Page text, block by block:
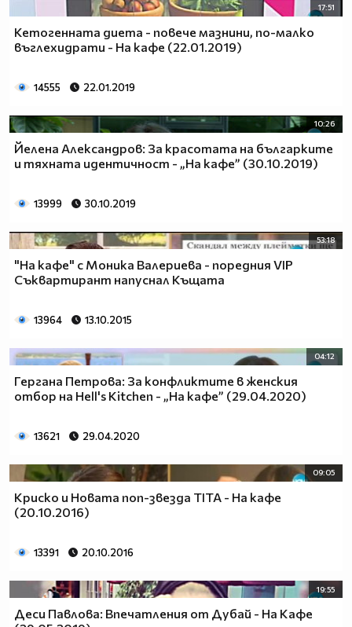
17:51
Кетогенната диета - повече мазнини, по-малко
въглехидрати - На кафе (22.01.2019)
14555 22.01.2019
10:26
Йелена Александров: За красотата на българките
и тяхната идентичност - „На кафе” (30.10.2019)
13999 30.10.2019
53:18
"На кафе" с Моника Валериева - поредния VIP
Съквартирант напуснал Къщата
13964 13.10.2015
04:12
Гергана Петрова: За конфликтите в женския
отбор на Hell's Kitchen - „На кафе” (29.04.2020)
13621 29.04.2020
09:05
Криско и Новата поп-звезда TITA - На кафе
(20.10.2016)
13391 20.10.2016
19:55
Деси Павлова: Впечатления от Дубай - На Кафе